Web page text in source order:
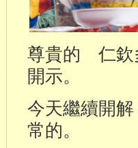
尊貴的 仁欽
開示。
今天繼續開
常的。